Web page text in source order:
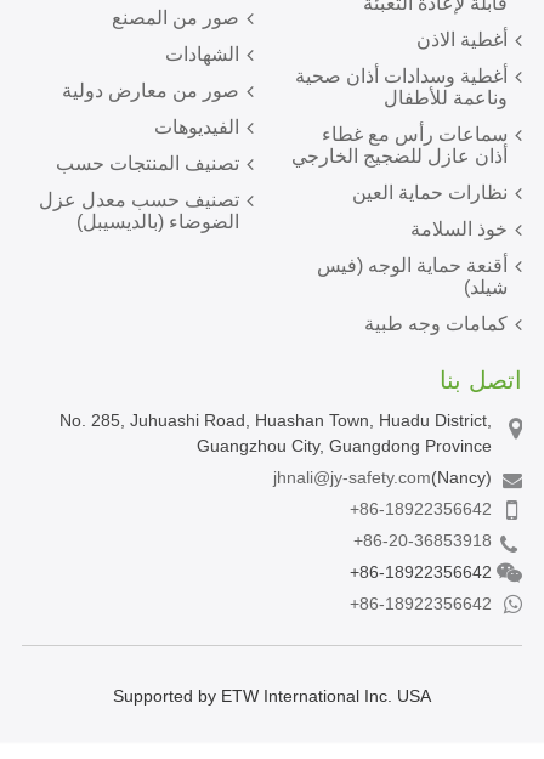
صور من المصنع
الشهادات
صور من معارض دولية
الفيديوهات
تصنيف المنتجات حسب
تصنيف حسب معدل عزل
الضوضاء (بالديسيبل)
أغطية الاذن
أغطية وسدادات أذان صحية
وناعمة للأطفال
سماعات رأس مع غطاء
أذان عازل للضجيج الخارجي
نظارات حماية العين
خوذ السلامة
أقنعة حماية الوجه (فيس
شيلد)
كمامات وجه طبية
اتصل بنا
No. 285, Juhuashi Road, Huashan Town, Huadu District,
Guangzhou City, Guangdong Province
jhnali@jy-safety.com(Nancy)
+86-18922356642
+86-20-36853918
+86-18922356642
+86-18922356642
Supported by ETW International Inc. USA